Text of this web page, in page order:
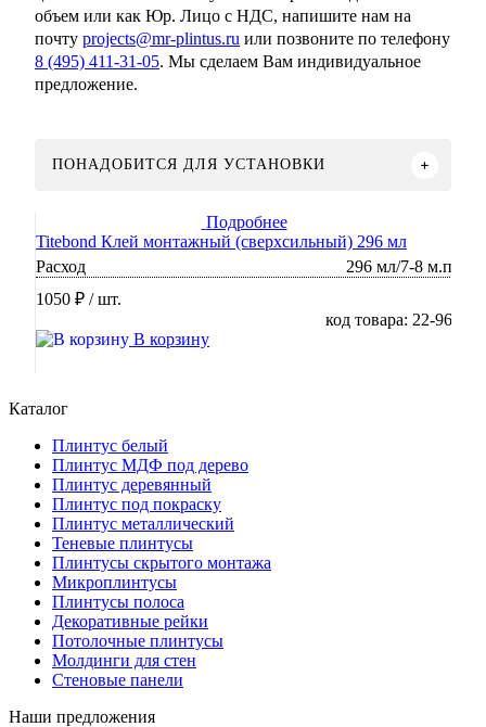
объем или как Юр. Лицо с НДС, напишите нам на
почту projects@mr-plintus.ru или позвоните по телефону
8 (495) 411-31-05. Мы сделаем Вам индивидуальное
предложение.
ПОНАДОБИТСЯ ДЛЯ УСТАНОВКИ
Подробнее
Titebond Клей монтажный (сверхсильный) 296 мл
Расход
296 мл/7-8 м.п
1050 ₽ / шт.
код товара: 22-96
В корзину
Каталог
Плинтус белый
Плинтус МДФ под дерево
Плинтус деревянный
Плинтус под покраску
Плинтус металлический
Теневые плинтусы
Плинтусы скрытого монтажа
Микроплинтусы
Плинтусы полоса
Декоративные рейки
Потолочные плинтусы
Молдинги для стен
Стеновые панели
Наши предложения